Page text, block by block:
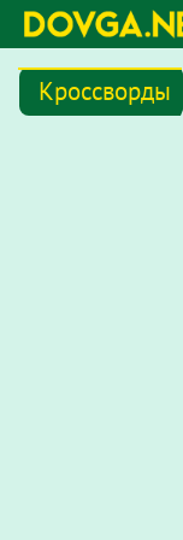
Кроссворды